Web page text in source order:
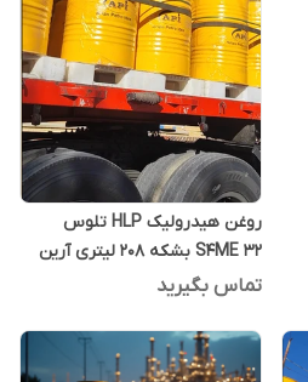
روغن هیدرولیک HLP تلوس
S4ME 32 بشکه 208 لیتری آرین
پترو ایده
تماس بگیرید